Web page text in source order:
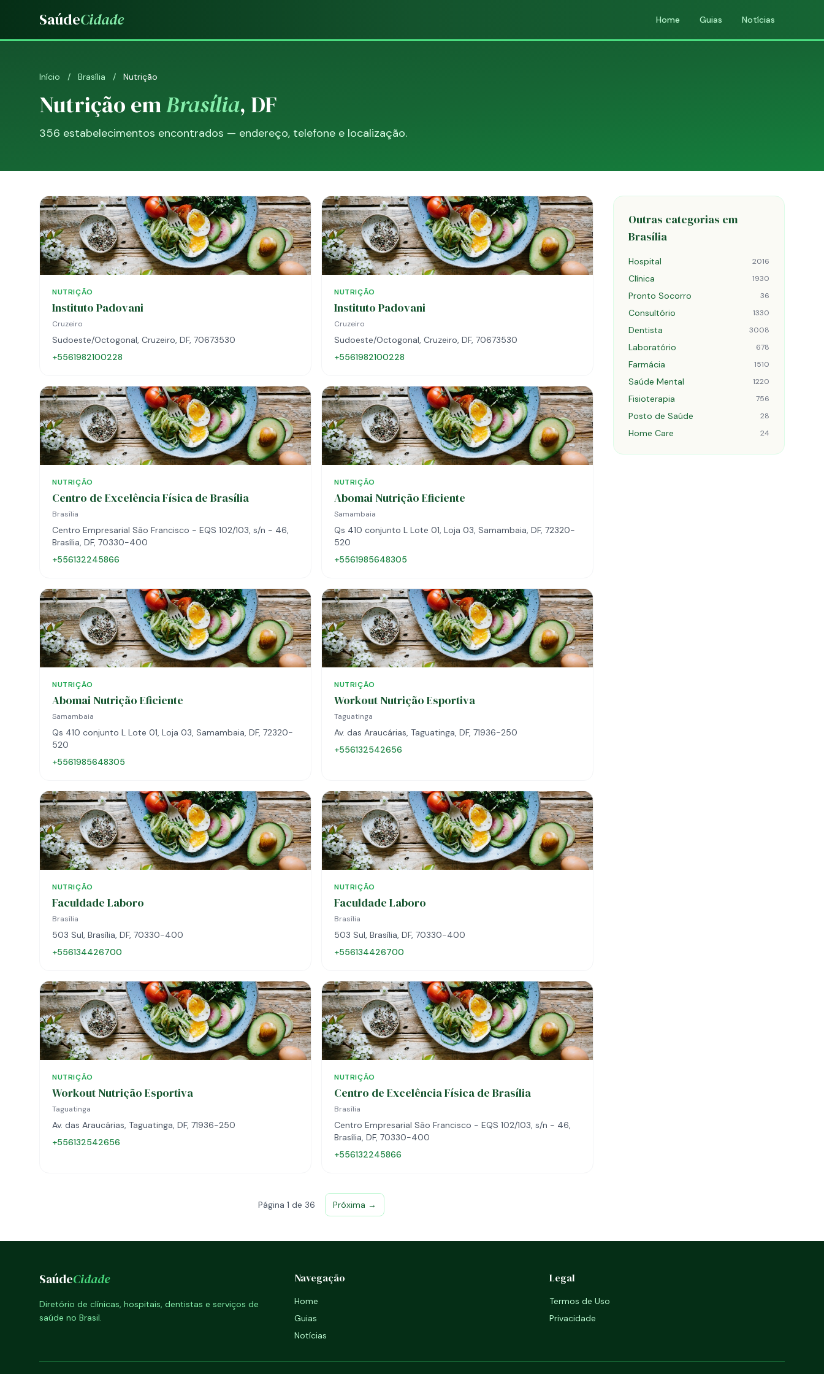
SaúdeCidade Home Guias Notícias
Início / Brasília / Nutrição
Nutrição emBrasília, DF
356 estabelecimentos encontrados — endereço, telefone e localização.
NUTRIÇÃO
Instituto Padovani
Cruzeiro
Sudoeste/Octogonal, Cruzeiro, DF, 70673530
+5561982100228
NUTRIÇÃO
Instituto Padovani
Cruzeiro
Sudoeste/Octogonal, Cruzeiro, DF, 70673530
+5561982100228
NUTRIÇÃO
Centro de Excelência Física de Brasília
Brasília
Centro Empresarial São Francisco - EQS 102/103, s/n - 46,
Brasília, DF, 70330-400
+556132245866
NUTRIÇÃO
Abomai Nutrição Eficiente
Samambaia
Qs 410 conjunto L Lote 01, Loja 03, Samambaia, DF, 72320-
520
+5561985648305
NUTRIÇÃO
Abomai Nutrição Eficiente
Samambaia
Qs 410 conjunto L Lote 01, Loja 03, Samambaia, DF, 72320-
520
+5561985648305
NUTRIÇÃO
Workout Nutrição Esportiva
Taguatinga
Av. das Araucárias, Taguatinga, DF, 71936-250
+556132542656
NUTRIÇÃO
Faculdade Laboro
Brasília
503 Sul, Brasília, DF, 70330-400
+556134426700
NUTRIÇÃO
Faculdade Laboro
Brasília
503 Sul, Brasília, DF, 70330-400
+556134426700
NUTRIÇÃO
Workout Nutrição Esportiva
Taguatinga
Av. das Araucárias, Taguatinga, DF, 71936-250
+556132542656
NUTRIÇÃO
Centro de Excelência Física de Brasília
Brasília
Centro Empresarial São Francisco - EQS 102/103, s/n - 46,
Brasília, DF, 70330-400
+556132245866
Página 1 de 36 Próxima →
Outras categorias em
Brasília
Hospital 2016
Clínica 1930
Pronto Socorro 36
Consultório 1330
Dentista 3008
Laboratório 678
Farmácia 1510
Saúde Mental 1220
Fisioterapia 756
Posto de Saúde 28
Home Care 24
SaúdeCidade
Diretório de clínicas, hospitais, dentistas e serviços de
saúde no Brasil.
Navegação
Home
Guias
Notícias
Legal
Termos de Uso
Privacidade